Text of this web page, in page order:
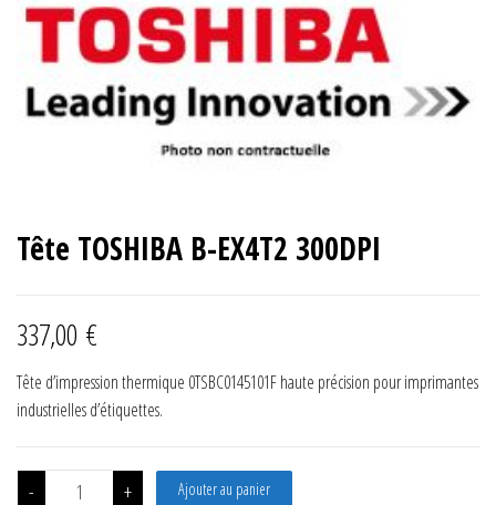
Tête TOSHIBA B-EX4T2 300DPI
337,00 €
Tête d’impression thermique 0TSBC0145101F haute précision pour imprimantes
industrielles d’étiquettes.
- quantité de Tête TOSHIBA B-EX4T2 300DPI
+ Ajouter au panier